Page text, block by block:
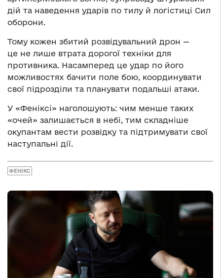
дій та наведення ударів по тилу й логістиці Сил
оборони.
Тому кожен збитий розвідувальний дрон —
це не лише втрата дорогої техніки для
противника. Насамперед це удар по його
можливостях бачити поле бою, координувати
свої підрозділи та планувати подальші атаки.
У «Феніксі» наголошують: чим менше таких
«очей» залишається в небі, тим складніше
окупантам вести розвідку та підтримувати свої
наступальні дії.
ФЕНІКС